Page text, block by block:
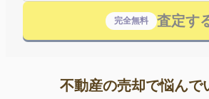
完全無料 査定す
不動産の売却で悩んで